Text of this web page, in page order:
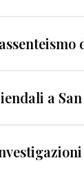
a
requisito di